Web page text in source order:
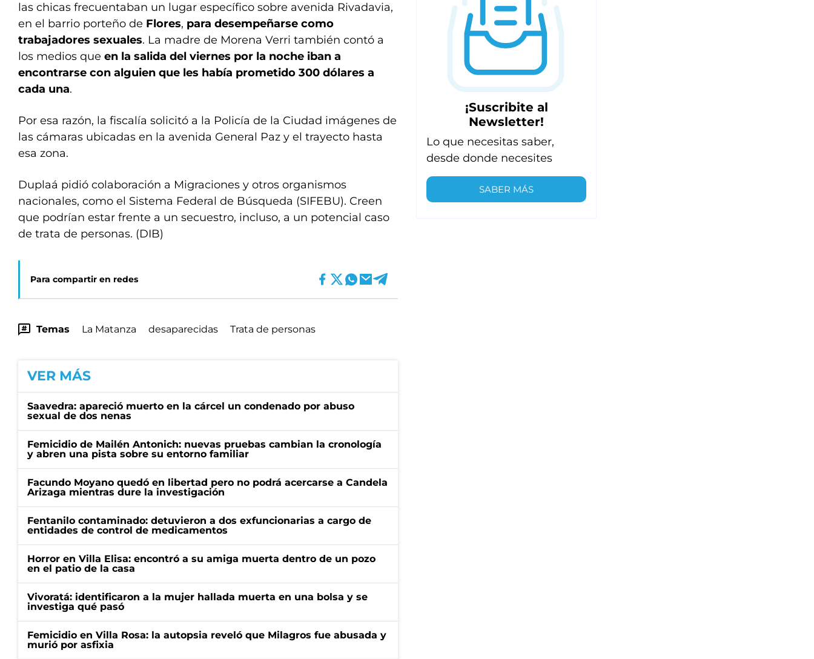
las chicas frecuentaban un lugar específico sobre avenida Rivadavia,
en el barrio porteño de Flores, para desempeñarse como
trabajadores sexuales. La madre de Morena Verri también contó a
los medios que en la salida del viernes por la noche iban a
encontrarse con alguien que les había prometido 300 dólares a
cada una.
Por esa razón, la fiscalía solicitó a la Policía de la Ciudad imágenes de
las cámaras ubicadas en la avenida General Paz y el trayecto hasta
esa zona.
Duplaá pidió colaboración a Migraciones y otros organismos
nacionales, como el Sistema Federal de Búsqueda (SIFEBU). Creen
que podrían estar frente a un secuestro, incluso, a un potencial caso
de trata de personas. (DIB)
Para compartir en redes
Temas La Matanza desaparecidas Trata de personas
VER MÁS
Saavedra: apareció muerto en la cárcel un condenado por abuso
sexual de dos nenas
Femicidio de Mailén Antonich: nuevas pruebas cambian la cronología
y abren una pista sobre su entorno familiar
Facundo Moyano quedó en libertad pero no podrá acercarse a Candela
Arizaga mientras dure la investigación
Fentanilo contaminado: detuvieron a dos exfuncionarias a cargo de
entidades de control de medicamentos
Horror en Villa Elisa: encontró a su amiga muerta dentro de un pozo
en el patio de la casa
Vivoratá: identificaron a la mujer hallada muerta en una bolsa y se
investiga qué pasó
Femicidio en Villa Rosa: la autopsia reveló que Milagros fue abusada y
murió por asfixia
¡Suscribite al
Newsletter!
Lo que necesitas saber,
desde donde necesites
SABER MÁS